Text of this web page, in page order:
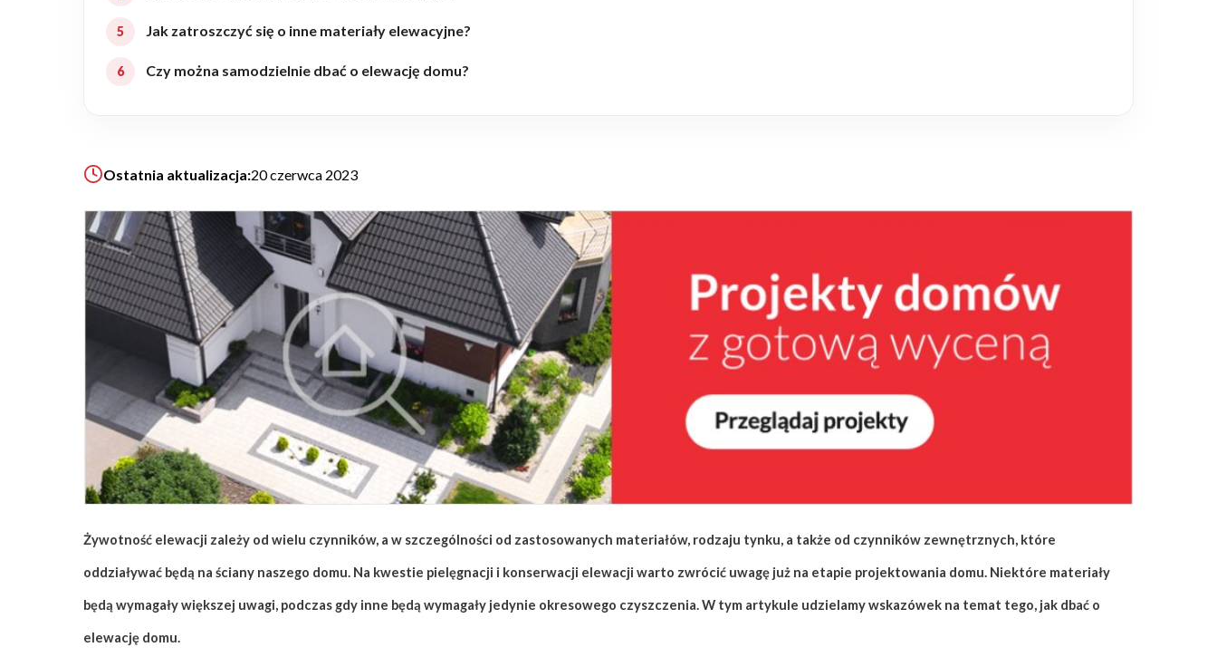
Realizacje
Referencje
Ogrody
KALKULATOR BUDOWY
BLOG
ZAPISZ SIĘ
Jak zatroszczyć się o inne materiały elewacyjne?
Czy można samodzielnie dbać o elewację domu?
Ostatnia aktualizacja:20 czerwca 2023
Żywotność elewacji zależy od wielu czynników, a w szczególności od zastosowanych materiałów, rodzaju tynku, a także od czynników zewnętrznych, które
oddziaływać będą na ściany naszego domu. Na kwestie pielęgnacji i konserwacji elewacji warto zwrócić uwagę już na etapie projektowania domu. Niektóre materiały
będą wymagały większej uwagi, podczas gdy inne będą wymagały jedynie okresowego czyszczenia. W tym artykule udzielamy wskazówek na temat tego, jak dbać o
elewację domu.